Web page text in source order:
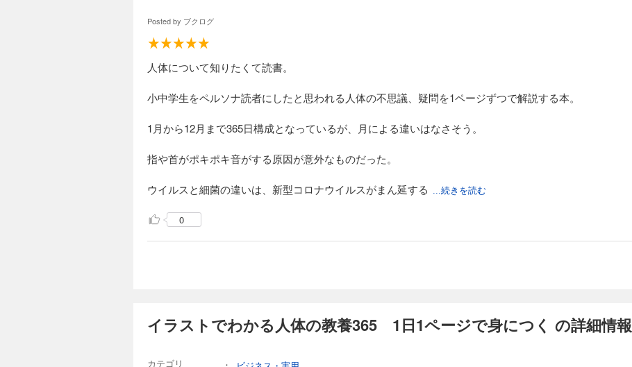
Posted by ブクログ
人体について知りたくて読書。
小中学生をペルソナ読者にしたと思われる人体の不思議、疑問を1ページずつで解説する本。
1月から12月まで365日構成となっているが、月による違いはなさそう。
指や首がポキポキ音がする原因が意外なものだった。
ウイルスと細菌の違いは、新型コロナウイルスがまん延する ...続きを読む
0
イラストでわかる人体の教養365 1日1ページで身につく の詳細情報
カテゴリ